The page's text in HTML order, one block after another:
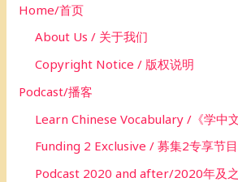
rHome/首页
About Us / 关于我们
Copyright Notice / 版权说明
Podcast/播客
Learn Chinese Vocabulary /《学中文
Funding 2 Exclusive / 募集2专享节目
Podcast 2020 and after/2020年及